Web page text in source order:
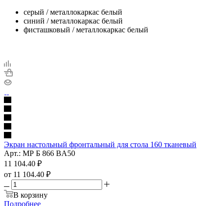
серый / металлокаркас белый
синий / металлокаркас белый
фисташковый / металлокаркас белый
Экран настольный фронтальный для стола 160 тканевый
Арт.: МР Б 866 BA50
11 104.40 ₽
от 11 104.40 ₽
В корзину
Подробнее